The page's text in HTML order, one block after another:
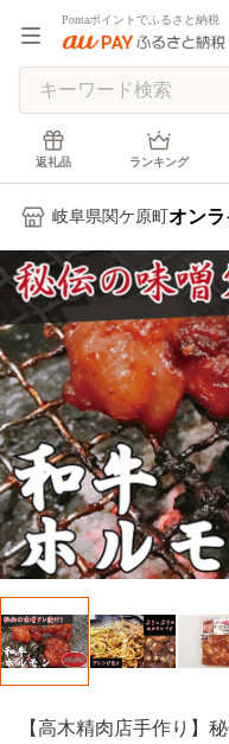
Pontaポイントでふるさと納税
返礼品 ランキング
岐阜県関ケ原町 オン
【高木精肉店手作り】